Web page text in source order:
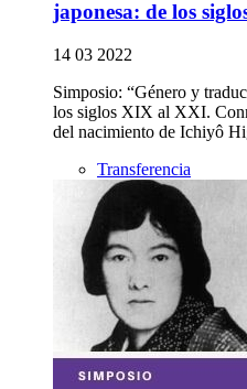
japonesa: de los
14 03 2022
Simposio: “Género y
los siglos XIX al XXI.
del nacimiento de Ichiyô
Transferencia